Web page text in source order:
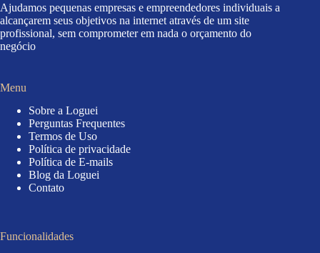
Ajudamos pequenas empresas e empreendedores individuais a
alcançarem seus objetivos na internet através de um site
profissional, sem comprometer em nada o orçamento do
negócio
Menu
Sobre a Loguei
Perguntas Frequentes
Termos de Uso
Política de privacidade
Política de E-mails
Blog da Loguei
Contato
Funcionalidades